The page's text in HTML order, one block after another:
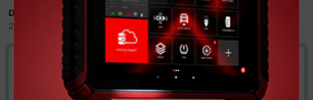
Da officina pepe
26 Gennaio 2013
VAI ALLA SOLUZIONE
Risolta da officina pepe,26 Gennaio 2013